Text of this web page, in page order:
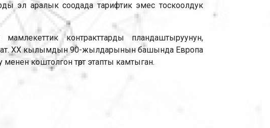
эл аралык соодада тарифтик эмес тоскоолдук
мамлекеттик контракттарды пландаштыруунун,
XX кылымдын 90-жылдарынын башында Европа
менен коштолгон төрт этапты камтыган.